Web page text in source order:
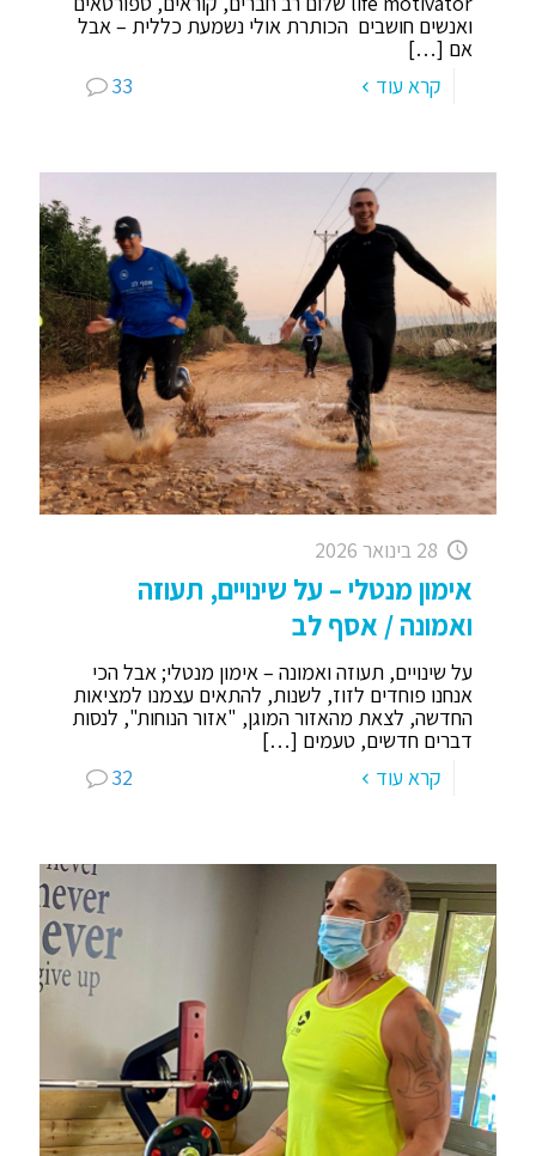
ואנשים חושבים הכותרת אולי נשמעת כללית – אבל
אם […]
33
קרא עוד
28 בינואר 2026
אימון מנטלי – על שינויים, תעוזה
ואמונה / אסף לב
על שינויים, תעוזה ואמונה – אימון מנטלי; אבל הכי
אנחנו פוחדים לזוז, לשנות, להתאים עצמנו למציאות
החדשה, לצאת מהאזור המוגן, "אזור הנוחות", לנסות
דברים חדשים, טעמים […]
32
קרא עוד